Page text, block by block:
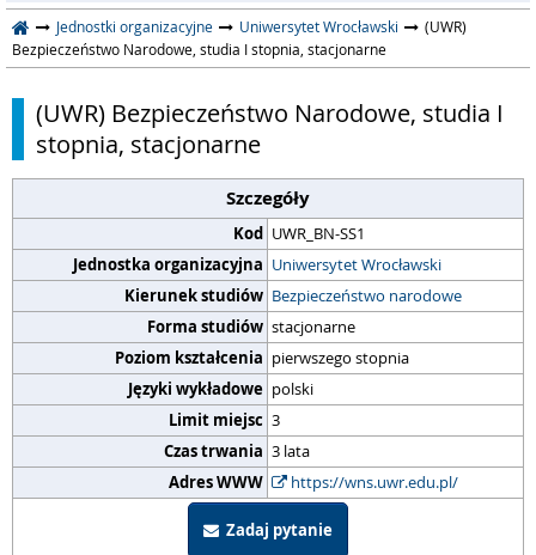
Jednostki organizacyjne Uniwersytet Wrocławski
(UWR)
Bezpieczeństwo Narodowe, studia I stopnia, stacjonarne
(UWR) Bezpieczeństwo Narodowe, studia I
stopnia, stacjonarne
Szczegóły
Kod UWR_BN-SS1
Jednostka organizacyjna Uniwersytet Wrocławski
Kierunek studiów Bezpieczeństwo narodowe
Forma studiów stacjonarne
Poziom kształcenia pierwszego stopnia
Języki wykładowe polski
Limit miejsc 3
Czas trwania 3 lata
Adres WWW
https://wns.uwr.edu.pl/
Zadaj pytanie